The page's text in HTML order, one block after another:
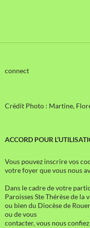
connect
Crédit Photo : Martine,
ACCORD POUR
Vous pouvez inscrire vos
votre foyer que vous nous
Dans le cadre de votre
Paroisses Ste Thérèse de
ou bien du Diocèse de
ou de vous
contacter, vous nous